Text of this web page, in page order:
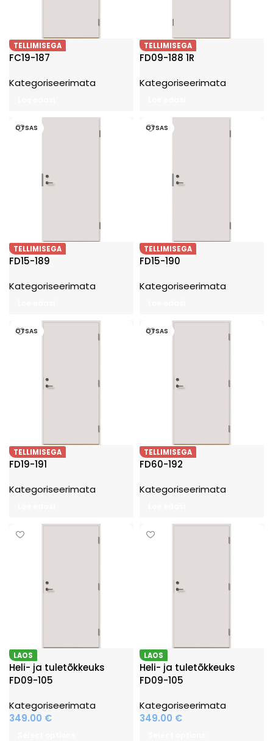
TELLIMISEGA
FC19-187
Kategoriseerimata
TELLIMISEGA
FD09-188 1R
Kategoriseerimata
OTSAS
TELLIMISEGA
FD15-189
Kategoriseerimata
OTSAS
TELLIMISEGA
FD15-190
Kategoriseerimata
OTSAS
TELLIMISEGA
FD19-191
Kategoriseerimata
OTSAS
TELLIMISEGA
FD60-192
Kategoriseerimata
LAOS
Heli- ja tuletõkkeuks
FD09-105
Kategoriseerimata
349.00 €
LAOS
Heli- ja tuletõkkeuks
FD09-105
Kategoriseerimata
349.00 €